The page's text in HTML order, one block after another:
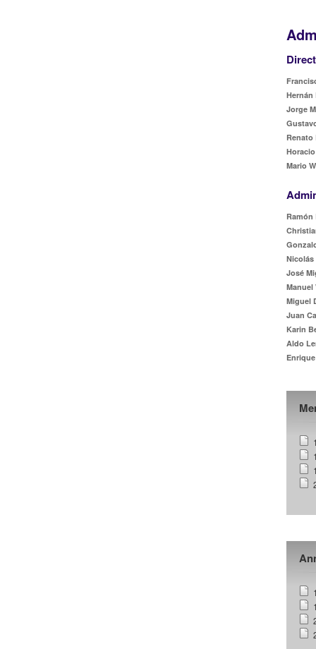
Hernán
Jorge
Renato
Mario
Ramón
Nicolás
José
Manuel
Miguel
Juan
Karin
Aldo